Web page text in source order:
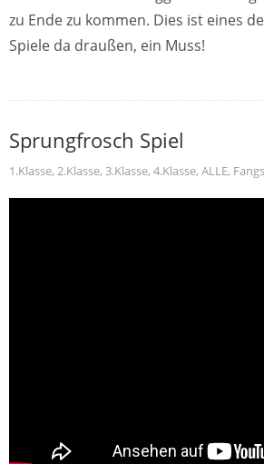
zu Ende zu kommen. Dies ist eines
Spiele da draußen, ein Muss!
Sprungfrosch Spiel
1.Klasse, 2.Klasse, 3.Klasse, 4.Klasse, ALLE,